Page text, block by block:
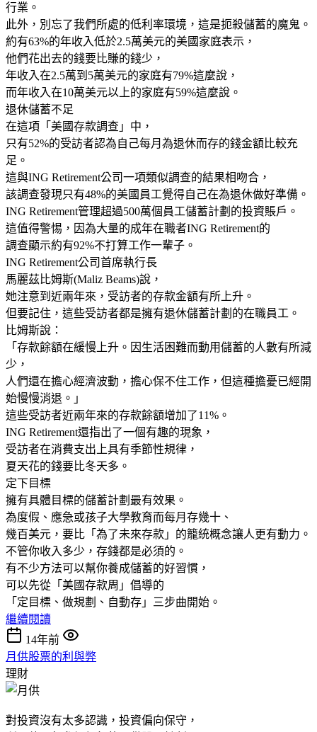
行業。
此外，別忘了我們所處的低利率環境，這是扼殺儲蓄的魔鬼。
約有63%的年收入低於2.5萬美元的美國家庭表示，
他們花出去的錢要比賺的錢少，
年收入在2.5萬到5萬美元的家庭有79%這麼說，
而年收入在10萬美元以上的家庭有59%這麼說。
退休儲蓄不足
在這項「美國存款調查」中，
只有52%的受訪者認為自己每月為退休而存的錢金額比較充
足。
這與ING Retirement公司一項類似調查的結果相吻合，
該調查發現只有48%的美國員工覺得自己在為退休做好準備。
ING Retirement管理超過500萬個員工儲蓄計劃的投資賬戶。
這值得警惕，因為大量的成年在職者ING Retirement的
調查顯示約有92%不打算工作一輩子。
ING Retirement公司首席執行長
馬麗茲比姆斯(Maliz Beams)說，
她注意到近兩年來，受訪者的存款金額有所上升。
但要記住，這些受訪者都是擁有退休儲蓄計劃的在職員工。
比姆斯說：
「存款餘額在緩慢上升。因生活困難而動用儲蓄的人數有所減
少，
人們還在擔心經濟波動，擔心保不住工作，但這種擔憂已經開
始慢慢消退。」
這些受訪者近兩年來的存款餘額增加了11%。
ING Retirement還指出了一個有趣的現象，
受訪者在消費支出上具有季節性規律，
夏天花的錢要比冬天多。
定下目標
擁有具體目標的儲蓄計劃最有效果。
為度假、應急或孩子大學教育而每月存幾十、
幾百美元，要比「為了未來存款」的籠統概念讓人更有動力。
不管你收入多少，存錢都是必須的。
有不少方法可以幫你養成儲蓄的好習慣，
可以先從「美國存款周」倡導的
「定目標、做規劃、自動存」三步曲開始。
繼續閱讀
14年前
月供股票的利與弊
理財
對投資沒有太多認識，投資偏向保守，